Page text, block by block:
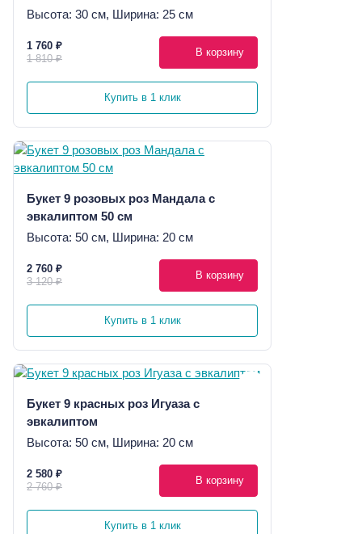
Высота: 30 см, Ширина: 25 см
1 760 ₽
1 810 ₽
В корзину
Купить в 1 клик
Букет 9 розовых роз Мандала с
эвкалиптом 50 см
Высота: 50 см, Ширина: 20 см
2 760 ₽
3 120 ₽
В корзину
Купить в 1 клик
Букет 9 красных роз Игуаза с
эвкалиптом
Высота: 50 см, Ширина: 20 см
2 580 ₽
2 760 ₽
В корзину
Купить в 1 клик